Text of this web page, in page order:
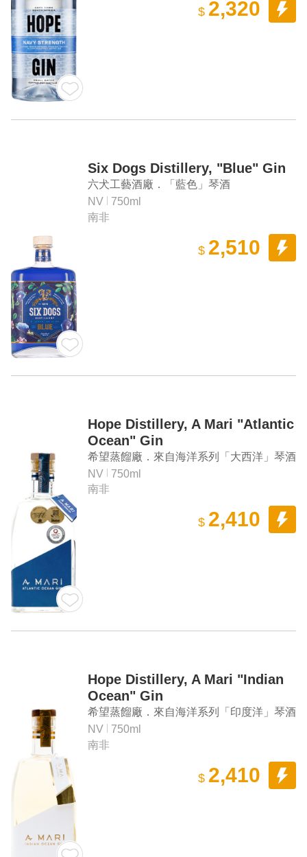
$ 2,320
Six Dogs Distillery, "Blue" Gin
六犬工藝酒廠．「藍色」琴酒
NV
750ml
南非
$ 2,510
Hope Distillery, A Mari "Atlantic
Ocean" Gin
希望蒸餾廠．來自海洋系列「大西洋」琴酒
NV
750ml
南非
$ 2,410
Hope Distillery, A Mari "Indian
Ocean" Gin
希望蒸餾廠．來自海洋系列「印度洋」琴酒
NV
750ml
南非
$ 2,410